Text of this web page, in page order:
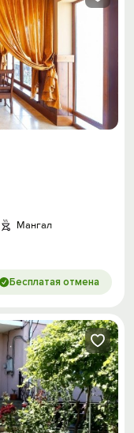
Мангал
Бесплатая отмена